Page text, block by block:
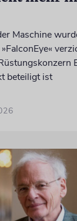
Maschine
beteiligt ist